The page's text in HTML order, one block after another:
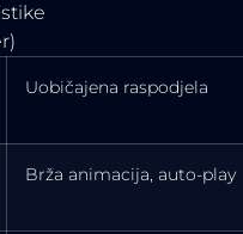
Uobičajena raspodjela
Brža animacija, auto-play